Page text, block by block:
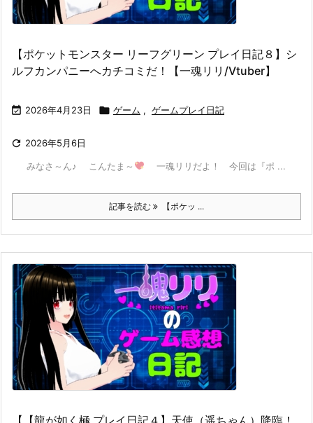
【ポケットモンスター リーフグリーン プレイ日記８】シ
ルフカンパニーへカチコミだ！【一魂リリ/Vtuber】
 2026年4月23日  ゲーム , ゲームプレイ日記
 2026年5月6日
みなさ～ん♪ こんたま～ 一魂リリだよ！ 今回は『ポ ...
記事を読む 【ポケッ ...
【【龍が如く極 プレイ日記４】天使（遥ちゃん）降臨！